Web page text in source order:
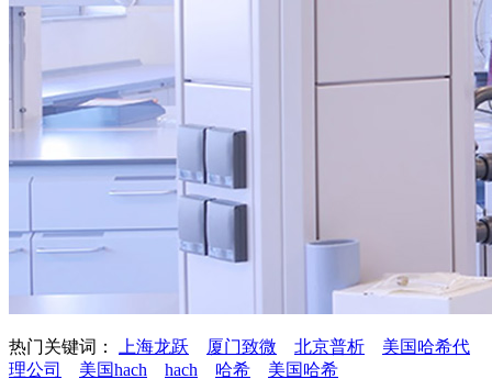
热门关键词： 上海龙跃 厦门致微 北京普析
美国哈希代
理公司
美国hach hach 哈希 美国哈希